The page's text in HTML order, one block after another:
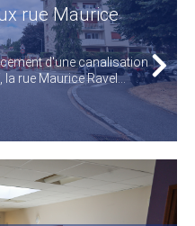
rue Maurice
d'une canalisation
rue Maurice Ravel...